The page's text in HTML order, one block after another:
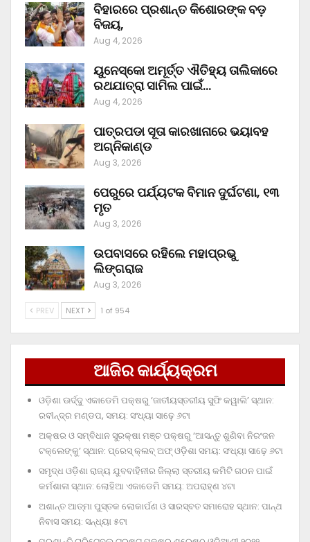
ବିହାରରେ ପ୍ରଶାନ୍ତ କିଶୋରଙ୍କ ବଡ଼
ବିଜୟ,
Aug 4, 2026
ୟୁନେସ୍କୋ ଅମୂର୍ତ୍ତ ଐତିହ୍ୟ ତାଲିକାରେ
ରଥଯାତ୍ରା ସାମିଲ ପାଇଁ…
Aug 4, 2026
ପାତ୍ରପଡା ସୂତା କାରଖାନାରେ ଭୟାବହ
ଅଗ୍ନିକାଣ୍ଡ
Aug 3, 2026
ପେରୁରେ ପର୍ଯ୍ୟଟକ ବିମାନ ଦୁର୍ଘଟଣା, ୧୩
ମୃତ
Aug 3, 2026
ଉପବାସରେ ରହିଲେ ମହାପ୍ରଭୁ
ଲିଙ୍ଗରାଜ
Aug 3, 2026
PREV NEXT 1 of 954
ଆଜିର କାର୍ଯ୍ୟକ୍ରମ
ଓଡ଼ିଶା ଊର୍ଦ୍ଦୁ ଏକାଡେମି ପକ୍ଷରୁ ‘ଜାତୀୟସ୍ତରୀୟ ସୁଫି କୱାଲି’ ସ୍ଥାନ:
ରବୀନ୍ଦ୍ର ମଣ୍ଡପ, ସମୟ: ସଂଧ୍ୟା ସାଢ଼େ ୬ଟା
ଅକ୍ଷର ଓ ସମ୍ବିଧାନ ସୁରକ୍ଷା ମଞ୍ଚ ପକ୍ଷରୁ ‘ଆସନ୍ତୁ ଶୁଣିବା ନିରଂଜନ
ଟକ୍‌ଲେଙ୍କୁ’ ସ୍ଥାନ: ପ୍ରେସ୍‌ କ୍ଲବ୍‌ ଅଫ୍‌ ଓଡ଼ିଶା ସମୟ: ସଂଧ୍ୟା ସାଢ଼େ ୬ଟା
ସମୃଦ୍ଧ ଓଡ଼ିଶା ରାଜ୍ୟ ଯୁବବାହିନୀର ଜିଲ୍ଲା ସ୍ତରୀୟ କମିଟି ଗଠନ ପାଇଁ
କର୍ମଶାଳା ସ୍ଥାନ: ଲୋହିଆ ଏକାଡେମି ସମୟ: ଅପରାହ୍‌ଣ ୪ଟା
ଅଶାନ୍ତ ଆତ୍ମା ପୁସ୍ତକ ଲୋକାର୍ପଣ ଓ ସାରସ୍ବତ ସମାରୋହ ସ୍ଥାନ: ପାନ୍ଥ
ନିବାସ ସମୟ: ସନ୍ଧ୍ୟା ୫ଟା